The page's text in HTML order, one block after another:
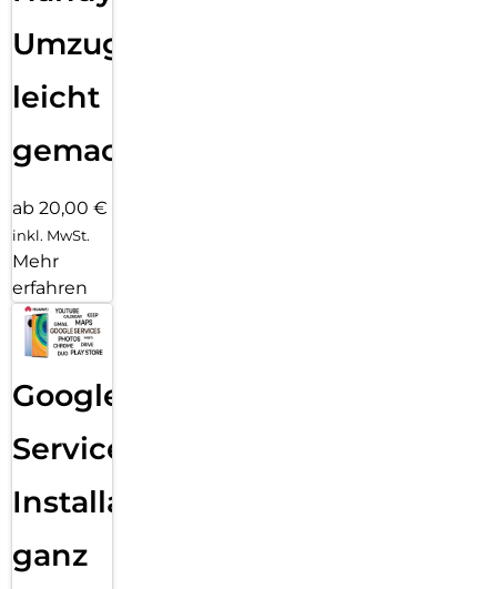
Umzug
leicht
gemacht!
ab 20,00 €
inkl. MwSt.
Mehr
erfahren
Google
Services
Installation
ganz